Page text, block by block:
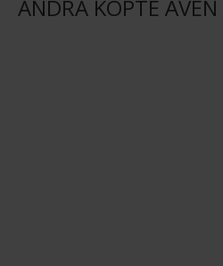
ANDRA KÖPTE ÄVEN